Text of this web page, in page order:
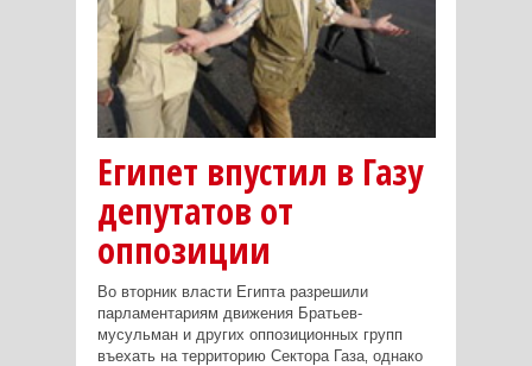
Египет впустил в Газу
депутатов от
оппозиции
Во вторник власти Египта разрешили
парламентариям движения Братьев-
мусульман и других оппозиционных групп
въехать на территорию Сектора Газа‚ однако